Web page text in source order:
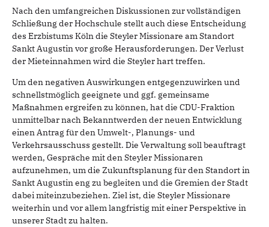
Nach den umfangreichen Diskussionen zur vollständigen
Schließung der Hochschule stellt auch diese Entscheidung
des Erzbistums Köln die Steyler Missionare am Standort
Sankt Augustin vor große Herausforderungen. Der Verlust
der Mieteinnahmen wird die Steyler hart treffen.
Um den negativen Auswirkungen entgegenzuwirken und
schnellstmöglich geeignete und ggf. gemeinsame
Maßnahmen ergreifen zu können, hat die CDU-Fraktion
unmittelbar nach Bekanntwerden der neuen Entwicklung
einen Antrag für den Umwelt-, Planungs- und
Verkehrsausschuss gestellt. Die Verwaltung soll beauftragt
werden, Gespräche mit den Steyler Missionaren
aufzunehmen, um die Zukunftsplanung für den Standort in
Sankt Augustin eng zu begleiten und die Gremien der Stadt
dabei miteinzubeziehen. Ziel ist, die Steyler Missionare
weiterhin und vor allem langfristig mit einer Perspektive in
unserer Stadt zu halten.